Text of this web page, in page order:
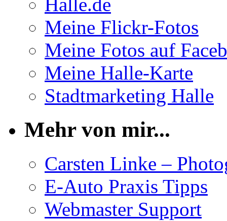
Halle.de
Meine Flickr-Fotos
Meine Fotos auf
Meine Halle-Karte
Stadtmarketing Halle
Mehr von mir...
Carsten Linke –
E-Auto Praxis Tipps
Webmaster Support